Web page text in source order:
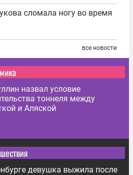
сломала ногу во время
все новости
назвал условие
тоннеля между
и Аляской
девушка выжила после